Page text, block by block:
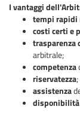
I vantaggi
tempi rapidi
costi certi e
trasparenza
arbitrale;
competenza
riservatezza;
assistenza
disponibilità